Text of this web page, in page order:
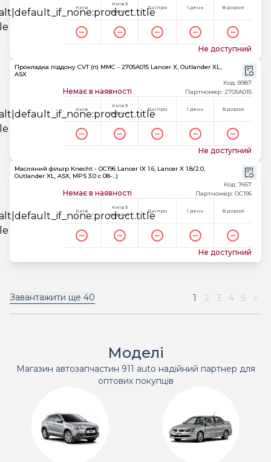
Київ
Київ 3
години
Дніпро 1 день В дорозі
Не доступний
Прокладка піддону CVT (п) MMC - 2705A015 Lancer X, Outlander XL,
ASX
Немає в наявності
Код: 8987
Партномер: 2705A015
Київ
Київ 3
години
Дніпро 1 день В дорозі
Не доступний
Масляний фільтр Knecht - OC196 Lancer IX 1.6, Lancer X 1.8/2.0,
Outlander XL, ASX, MPS 3.0 c 08-...)
Немає в наявності
Код: 7457
Партномер: OC196
Київ
Київ 3
години
Дніпро 1 день В дорозі
Не доступний
Завантажити ще 40 1 2 3 4 5 »
Моделі
Магазин автозапчастин 911 auto надійний партнер для
оптових покупців